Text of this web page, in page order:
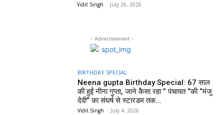
Vidit Singh - July 26, 2026
- Advertisement -
BIRTHDAY SPECIAL
Neena gupta Birthday Special: 67 साल
की हुईं नीना गुप्ता, जाने कैसा रहा ” पंचायत “की “मंजु
देवी” का संघर्ष से स्टारडम तक...
Vidit Singh - July 4, 2026